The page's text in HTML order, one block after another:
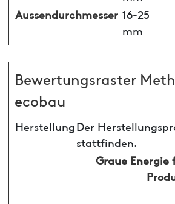
Aussendurchmesser 16-25
mm
Bewertungsraster
ecobau
HerstellungDer
stattfinden.
Graue Energie